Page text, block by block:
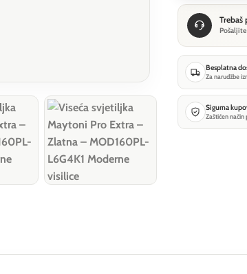
Trebaš
Besplatna
Za narudžbe
Sigurna
Zaštićen način